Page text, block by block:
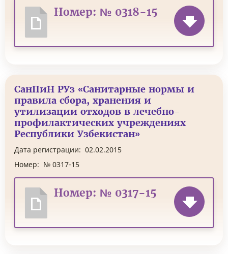
Номер: № 0318-15
СанПиН РУз «Санитарные нормы и
правила сбора, хранения и
утилизации отходов в лечебно-
профилактических учреждениях
Республики Узбекистан»
Дата регистрации: 02.02.2015
Номер: № 0317-15
Номер: № 0317-15